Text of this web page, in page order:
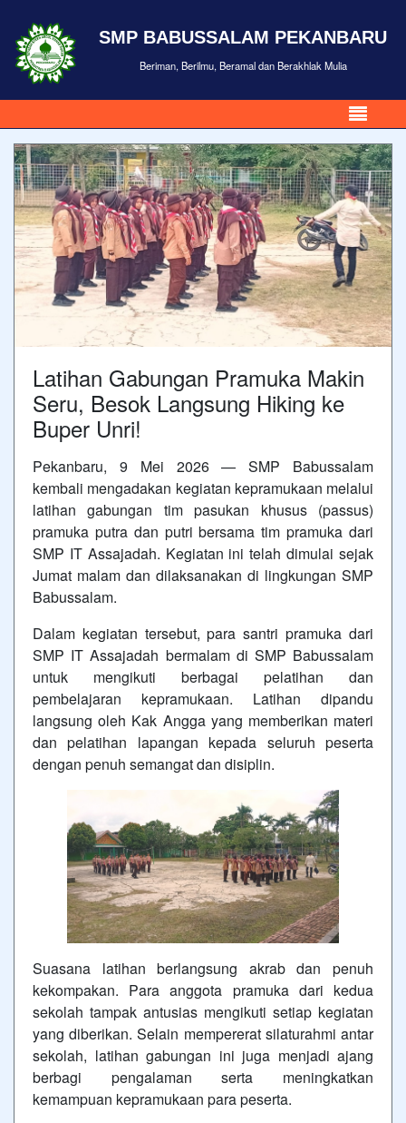
SMP BABUSSALAM PEKANBARU
Beriman, Berilmu, Beramal dan Berakhlak Mulia
Latihan Gabungan Pramuka Makin
Seru, Besok Langsung Hiking ke
Buper Unri!
Pekanbaru, 9 Mei 2026 — SMP Babussalam
kembali mengadakan kegiatan kepramukaan melalui
latihan gabungan tim pasukan khusus (passus)
pramuka putra dan putri bersama tim pramuka dari
SMP IT Assajadah. Kegiatan ini telah dimulai sejak
Jumat malam dan dilaksanakan di lingkungan SMP
Babussalam.
Dalam kegiatan tersebut, para santri pramuka dari
SMP IT Assajadah bermalam di SMP Babussalam
untuk mengikuti berbagai pelatihan dan
pembelajaran kepramukaan. Latihan dipandu
langsung oleh Kak Angga yang memberikan materi
dan pelatihan lapangan kepada seluruh peserta
dengan penuh semangat dan disiplin.
Suasana latihan berlangsung akrab dan penuh
kekompakan. Para anggota pramuka dari kedua
sekolah tampak antusias mengikuti setiap kegiatan
yang diberikan. Selain mempererat silaturahmi antar
sekolah, latihan gabungan ini juga menjadi ajang
berbagi pengalaman serta meningkatkan
kemampuan kepramukaan para peserta.